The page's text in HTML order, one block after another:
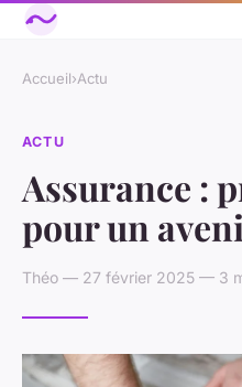
Accueil›Actu
ACTU
Assurance :
pour un
Théo — 27 février 2025 — 3